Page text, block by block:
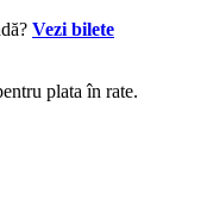
Vezi bilete
plata în rate.